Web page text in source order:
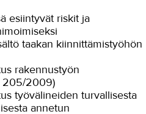
esiintyvät riskit ja
taakan kiinnittämistyöhön
rakennustyön
205/2009)
työvälineiden turvallisesta
annetun